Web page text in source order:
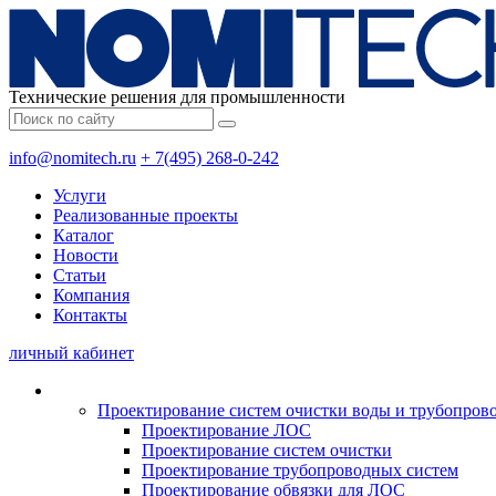
Технические решения для промышленности
info@nomitech.ru + 7(495) 268-0-242
Услуги
Реализованные проекты
Каталог
Новости
Статьи
Компания
Контакты
личный кабинет
Проектирование систем очистки воды и
Проектирование ЛОС
Проектирование систем очистки
Проектирование трубопроводных систем
Проектирование обвязки для ЛОС